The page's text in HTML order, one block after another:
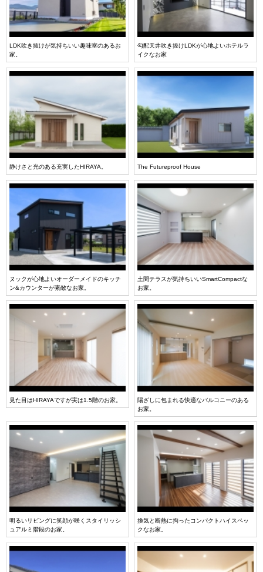
LDK吹き抜けが気持ちいい趣味室のあるお
家。
勾配天井吹き抜けLDKが心地よいホテルラ
イクなお家
静けさと光のある充実したHIRAYA。 The Futureproof House
ヌックが心地よいオーダーメイドのキッチ
ン&カウンターが素敵なお家。
土間テラスが気持ちいいSmartCompactな
お家。
見た目はHIRAYAですが実は1.5階のお家。
陽ざしに包まれる快適なバルコニーのある
お家。
明るいリビングに笑顔が咲くスタイリッシ
ュアルミ階段のお家。
換気と断熱に拘ったコンパクトハイスペッ
クなお家。